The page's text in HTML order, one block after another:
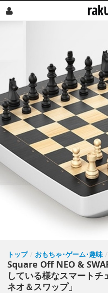
トップ / おもちゃ･ゲーム･趣味 /
Square Off NEO &
している様なスマート
ネオ＆スワップ」